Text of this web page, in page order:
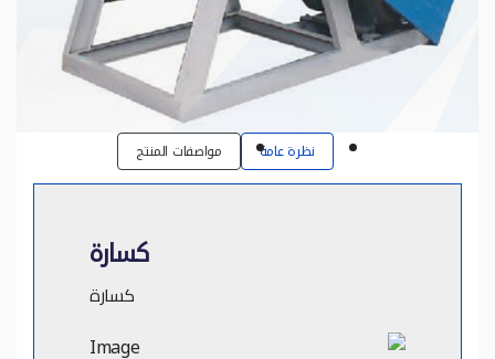
نظرة عامة مواصفات المنتج
كسارة
كسارة